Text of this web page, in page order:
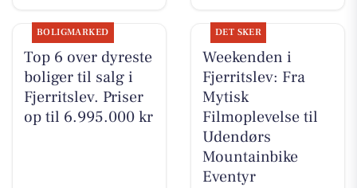
BOLIGMARKED
Top 6 over dyreste
boliger til salg i
Fjerritslev. Priser
op til 6.995.000 kr
DET SKER
Weekenden i
Fjerritslev: Fra
Mytisk
Filmoplevelse til
Udendørs
Mountainbike
Eventyr